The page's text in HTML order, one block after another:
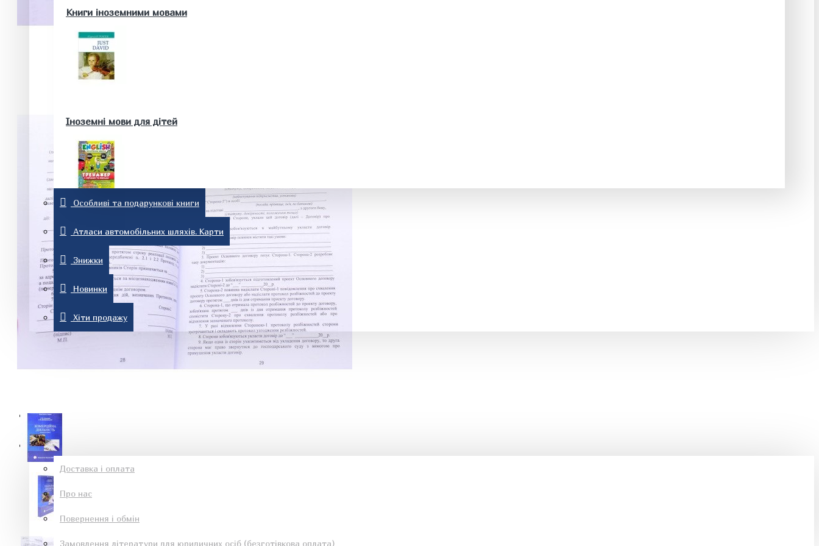
Батькам та майбутнім батькам
Історія
Комп'ютерна література
Здоров'я та краса
Домашні тварини. Акваріум
Книги іноземними мовами
Іноземні мови для дітей
Словники та розмовники
Особливі та подарункові книги
Атласи автомобільних шляхів. Карти
Знижки
Новинки
Хіти продажу
Хіти продажу
Інформація
Доставка і оплата
Про нас
Повернення і обмін
Замовлення літератури для юридичних осіб (безготівкова оплата)